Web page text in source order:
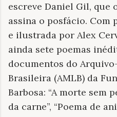
escreve Daniel Gil, que
assina o posfácio.
e ilustrada por Alex
ainda sete poemas
documentos do
Brasileira (AMLB) da
Barbosa: “A morte sem
da carne”, “Poema de